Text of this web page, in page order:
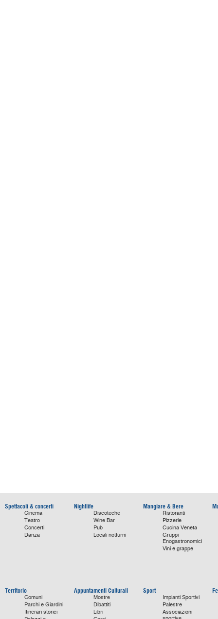
Spettacoli & concerti
Cinema
Teatro
Concerti
Danza
Nightlife
Discoteche
Wine Bar
Pub
Locali notturni
Mangiare & Bere
Ristoranti
Pizzerie
Cucina Veneta
Gruppi
Enogastronomici
Vini e grappe
Territorio
Comuni
Parchi e Giardini
Itinerari storici
Appuntamenti Culturali
Mostre
Dibattiti
Libri
Sport
Impianti Sportivi
Palestre
Associazioni